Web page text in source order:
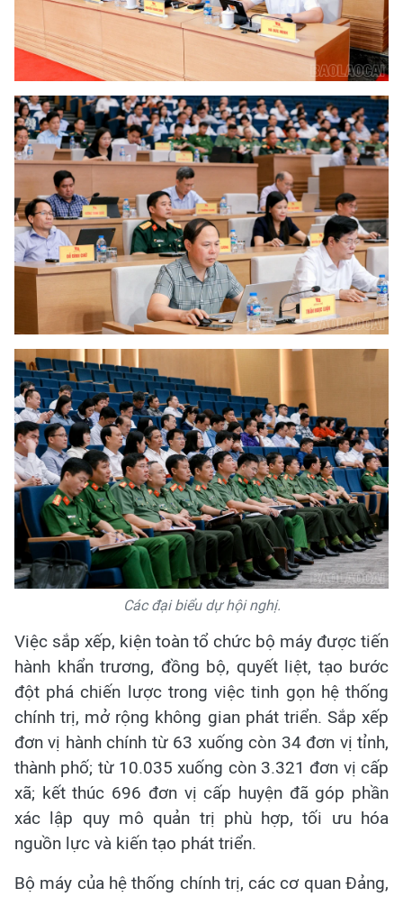
Các đại biểu dự hội nghị.
Việc sắp xếp, kiện toàn tổ chức bộ máy được tiến
hành khẩn trương, đồng bộ, quyết liệt, tạo bước
đột phá chiến lược trong việc tinh gọn hệ thống
chính trị, mở rộng không gian phát triển. Sắp xếp
đơn vị hành chính từ 63 xuống còn 34 đơn vị tỉnh,
thành phố; từ 10.035 xuống còn 3.321 đơn vị cấp
xã; kết thúc 696 đơn vị cấp huyện đã góp phần
xác lập quy mô quản trị phù hợp, tối ưu hóa
nguồn lực và kiến tạo phát triển.
Bộ máy của hệ thống chính trị, các cơ quan Đảng,